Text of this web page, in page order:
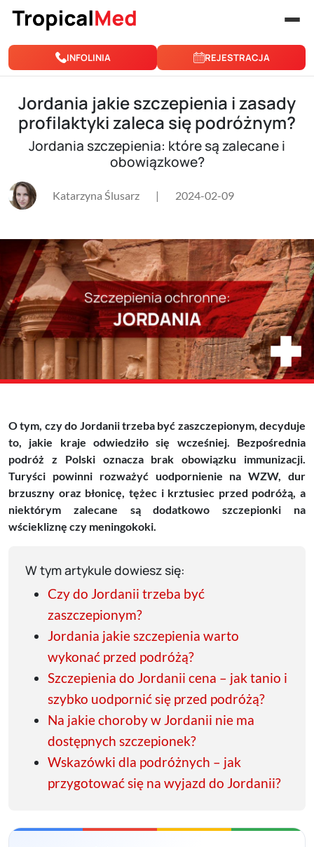
Przejdź do treści
INFOLINIA REJESTRACJA
Jordania jakie szczepienia i zasady
profilaktyki zaleca się podróżnym?
Jordania szczepienia: które są zalecane i
obowiązkowe?
Katarzyna Ślusarz | 2024-02-09
O tym, czy do Jordanii trzeba być zaszczepionym, decyduje
to, jakie kraje odwiedziło się wcześniej. Bezpośrednia
podróż z Polski oznacza brak obowiązku immunizacji.
Turyści powinni rozważyć uodpornienie na WZW, dur
brzuszny oraz błonicę, tężec i krztusiec przed podróżą, a
niektórym zalecane są dodatkowo szczepionki na
wściekliznę czy meningokoki.
W tym artykule dowiesz się:
Czy do Jordanii trzeba być
zaszczepionym?
Jordania jakie szczepienia warto
wykonać przed podróżą?
Szczepienia do Jordanii cena – jak tanio i
szybko uodpornić się przed podróżą?
Na jakie choroby w Jordanii nie ma
dostępnych szczepionek?
Wskazówki dla podróżnych – jak
przygotować się na wyjazd do Jordanii?